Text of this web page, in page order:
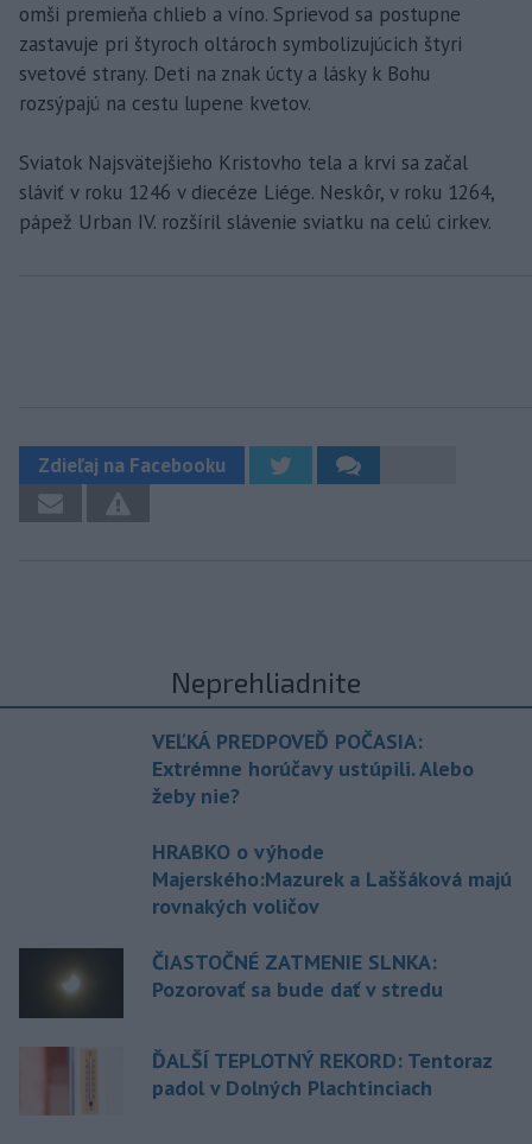
omši premieňa chlieb a víno. Sprievod sa postupne
zastavuje pri štyroch oltároch symbolizujúcich štyri
svetové strany. Deti na znak úcty a lásky k Bohu
rozsýpajú na cestu lupene kvetov.
Sviatok Najsvätejšieho Kristovho tela a krvi sa začal
sláviť v roku 1246 v diecéze Liége. Neskôr, v roku 1264,
pápež Urban IV. rozšíril slávenie sviatku na celú cirkev.
Zdieľaj na Facebooku
Neprehliadnite
VEĽKÁ PREDPOVEĎ POČASIA:
Extrémne horúčavy ustúpili. Alebo
žeby nie?
HRABKO o výhode
Majerského:Mazurek a Laššáková majú
rovnakých voličov
ČIASTOČNÉ ZATMENIE SLNKA:
Pozorovať sa bude dať v stredu
ĎALŠÍ TEPLOTNÝ REKORD: Tentoraz
padol v Dolných Plachtinciach